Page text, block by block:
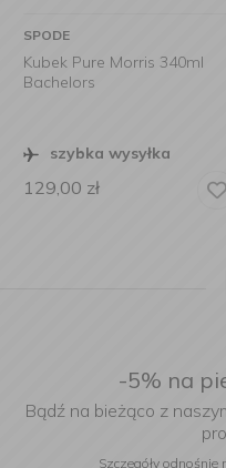
SPODE
Kubek Pure Morris 340ml
Bachelors
szybka wysyłka
129,00 zł
-5% na
Bądź na bieżąco z
Szczegóły odnośnie